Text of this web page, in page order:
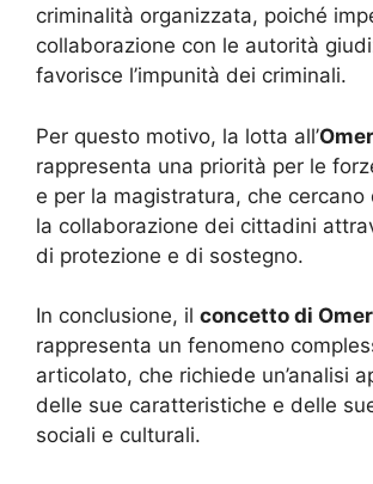
criminalità organizzata, poiché
collaborazione con le autorità
favorisce l’impunità dei criminali.
Per questo motivo, la lotta all’
rappresenta una priorità per le
e per la magistratura, che cercano
la collaborazione dei cittadini
di protezione e di sostegno.
In conclusione, il concetto di
rappresenta un fenomeno
articolato, che richiede un’analisi
delle sue caratteristiche e delle
sociali e culturali.